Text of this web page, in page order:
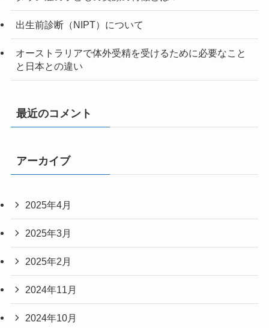
出生前診断（NIPT）について
オーストラリアで体外受精を受けるために必要なこと
と日本との違い
最近のコメント
アーカイブ
2025年4月
2025年3月
2025年2月
2024年11月
2024年10月